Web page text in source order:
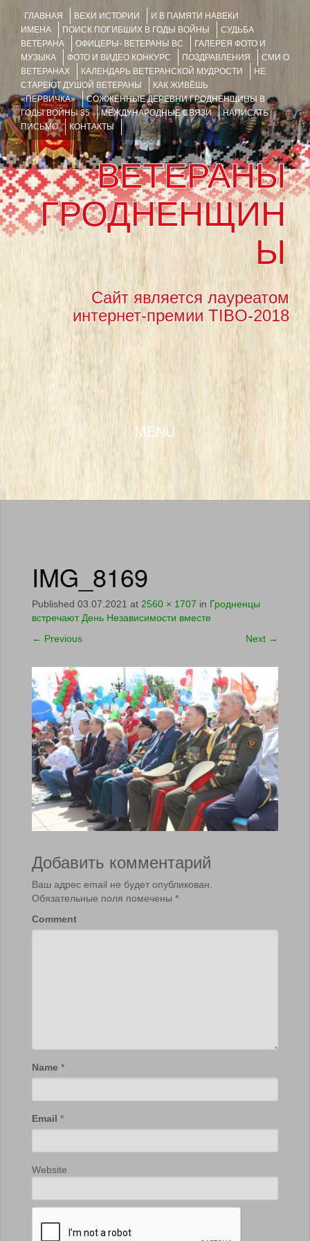
ГЛАВНАЯ ВЕХИ ИСТОРИИ
И В ПАМЯТИ НАВЕКИ
ИМЕНА
ПОИСК ПОГИБШИХ В ГОДЫ ВОЙНЫ
СУДЬБА
ВЕТЕРАНА
ОФИЦЕРЫ- ВЕТЕРАНЫ ВС
ГАЛЕРЕЯ ФОТО И
МУЗЫКА
ФОТО И ВИДЕО КОНКУРС ПОЗДРАВЛЕНИЯ
СМИ О
ВЕТЕРАНАХ
КАЛЕНДАРЬ ВЕТЕРАНСКОЙ МУДРОСТИ
НЕ
СТАРЕЮТ ДУШОЙ ВЕТЕРАНЫ
КАК ЖИВЁШЬ
«ПЕРВИЧКА»
СОЖЖЁННЫЕ ДЕРЕВНИ ГРОДНЕНЩИНЫ В
ГОДЫ ВОЙНЫ 35
МЕЖДУНАРОДНЫЕ СВЯЗИ
НАПИСАТЬ
ПИСЬМО
КОНТАКТЫ
ВЕТЕРАНЫ
ГРОДНЕНЩИН
Ы
Сайт является лауреатом
интернет-премии TIBO-2018
MENU
SKIP TO CONTENT
IMG_8169
Published 03.07.2021 at 2560 × 1707 in Гродненцы
встречают День Независимости вместе
← Previous Next →
Добавить комментарий
Ваш адрес email не будет опубликован.
Обязательные поля помечены *
Comment
Name *
Email *
Website